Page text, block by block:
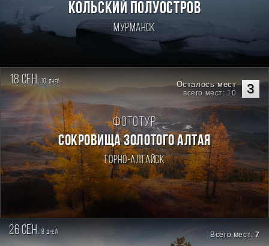
Кольский полуостров
Мурманск
18 сен. 10 дней 3
Осталось мест
всего мест: 10
Фототур
СОКРОВИЩА ЗОЛОТОГО АЛТАЯ
Горно-Алтайск
26 сен. 8дней Всего мест:7